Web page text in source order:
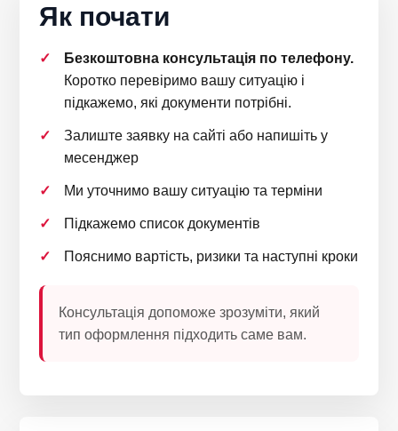
Як почати
Безкоштовна консультація по телефону.
Коротко перевіримо вашу ситуацію і
підкажемо, які документи потрібні.
Залиште заявку на сайті або напишіть у
месенджер
Ми уточнимо вашу ситуацію та терміни
Підкажемо список документів
Пояснимо вартість, ризики та наступні кроки
Консультація допоможе зрозуміти, який
тип оформлення підходить саме вам.